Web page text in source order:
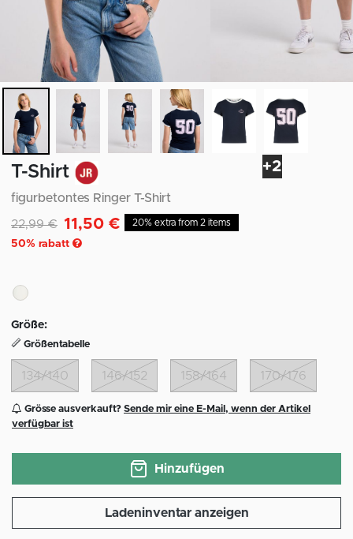
+2
T-Shirt
figurbetontes Ringer T-Shirt
Reduziert von
22,99 €auf11,50 €
50% rabatt
20% extra from 2 items
Größe:
Größentabelle
134/140 146/152 158/164 170/176
Grösse ausverkauft? Sende mir eine E-Mail, wenn der Artikel
verfügbar ist
Hinzufügen
Ladeninventar anzeigen